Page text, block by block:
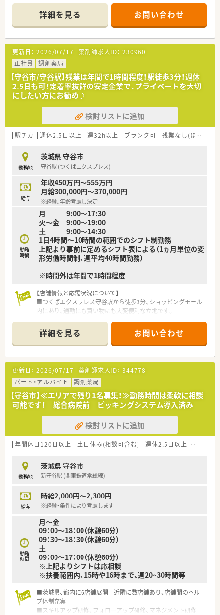
詳細を見る お問い合わせ
更新日： 2026/07/17 薬剤師求人ID： 230960
正社員
調剤薬局
【守谷市/守谷駅】残業は年間で1時間程度！駅徒歩3分！週休
2.5日も可！定着率抜群の安定企業で、プライベートを大切
にしたい方にお勧め♪
検討リストに追加
駅チカ 週休2.5日以上 週32h以上 ブランク可 残業なし(ほぼなし含む)
勤務地
茨城県 守谷市
守谷駅 (つくばエクスプレス)
給与
年収450万円～555万円
月給300,000円～370,000円
※経験、年齢考慮し決定
勤務
時間
月 9:00～17:30
火～金 9:00～19:00
土 9:00～14:30
1日4時間～10時間の範囲でのシフト制勤務
上記より事前に定めるシフト表による（1ヵ月単位の変
形労働時間制、週平均40時間勤務）
※時間外は年間で1時間程度
【店舗情報と応需状況について】
■つくばエクスプレス守谷駅から徒歩3分、ショッピングモール
内にあり、通勤にも買い物にも大変便利な立地です。
80枚程度を複数名で対応します。
■心療内科の他、睡眠外来と内視鏡クリニックを応需しています
が、そちらは枚数が少なくほぼ心療内科の対応になります。
【勤務実態について】
■年間を通して残業はほとんど発生せず、ほぼ毎日定時で退勤す
ることが可能です。
■全社での平均有給休暇取得日数は14日と高く、プライベート
の予定も立てやすいです。
■土曜日の勤務は14時30分までとなっており、実質的に週休2.5
日の働き方ができます。
【こんな取り組みをしています】
■処方箋による治療だけでなく、OTC医薬品提案によるセルフメ
■地域に信頼の根を張り、医療・介護・予防の観点から地域包括ケ
アに貢献しています。
■社員一人ひとりの成長を重視し、スキルや経験に合わせた丁寧
詳細を見る お問い合わせ
更新日： 2026/07/17 薬剤師求人ID： 344778
パート・アルバイト
調剤薬局
【守谷市】≪エリアで残り1名募集！≫勤務時間は柔軟に相談
可能です！ 総合病院前 ピッキングシステム導入済み
検討リストに追加
年間休日120日以上 土日休み(相談可含む) 週休2.5日以上 週32h以
勤務地
茨城県 守谷市
新守谷駅 (関東鉄道常総線)
給与
時給2,000円～2,300円
※経験・条件により考慮します
勤務
時間
月～金
09：00～18：00（休憩60分）
09：30～18：30（休憩60分）
土
09：00～17：00（休憩60分）
※上記よりシフトは応相談
※扶養範囲内、15時や16時まで、週20~30時間等
■茨城県、都内に6店舗展開 近隣に数店舗あり、店舗間のヘル
プ体制充実
■スキルアップ研修、フォローアップ研修、マネジメント研修